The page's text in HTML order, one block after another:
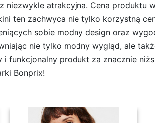
atrakcyjna. Cena produktu
ten zachwyca nie tylko korzystną
sobie modny design oraz
nie tylko modny wygląd, ale
funkcjonalny produkt za znacznie
Bonprix!